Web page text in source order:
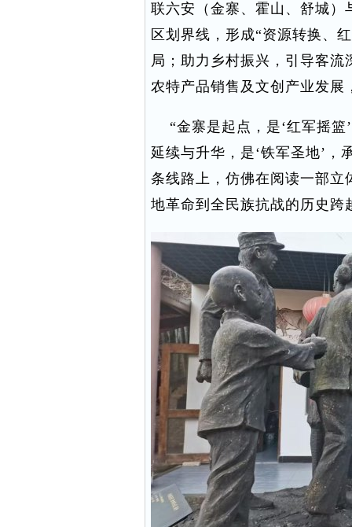
联六安（金寨、霍山、舒城）
区划界线，形成“资源转换、
局；助力乡村振兴，引导客
农特产品销售及文创产业发展
“金寨是起点，是‘红军摇篮
延续与升华，是‘铁军圣地’，
条线路上，仿佛在阅读一部立
地革命到全民族抗战的历史跨